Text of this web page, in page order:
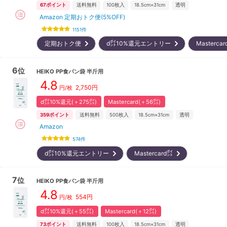
67ポイント 送料無料 100枚入 18.5cm×31cm 透明
Amazon 定期おトク便(5%OFF)
1151件
定期おトク便 d㌽10%還元エントリー
6位 HEIKO PP食パン袋 半斤用
4.8 円/枚 2,750円
d㌽10%還元(＋275㌽) Mastercard(＋56㌽)
359ポイント 送料無料 500枚入 18.5cm×31cm 透明
Amazon
574件
d㌽10%還元エントリー Mastercard㌽
7位 HEIKO PP食パン袋 半斤用
4.8 円/枚 554円
d㌽10%還元(＋55㌽) Mastercard(＋12㌽)
73ポイント 送料無料 100枚入 18.5cm×31cm 透明